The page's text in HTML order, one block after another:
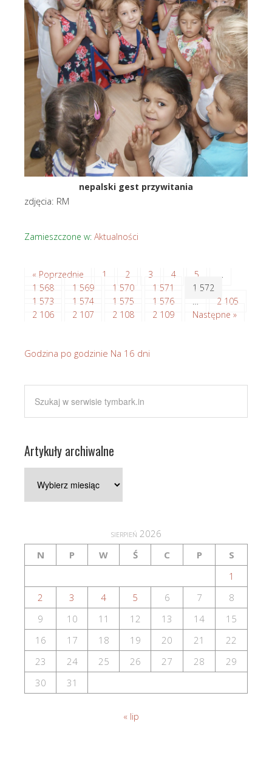
nepalski gest przywitania
zdjęcia: RM
Zamieszczone w: Aktualności
« Poprzednie 1 2 3 4 5
1 568
1 569 1 570 1 571
1 572
1 573
1 574 1 575 1 576
2 105
2 106
2 107 2 108 2 109 Następne »
Godzina po godzinie Na 16 dni
Artykuły archiwalne
archiwalne
sierpień 2026
N
P W Ś C P
S
1
2
3 4 5 6 7
8
9
10 11 12 13 14
15
16
17 18 19 20 21
22
23
24 25 26 27 28
29
30
31
« lip